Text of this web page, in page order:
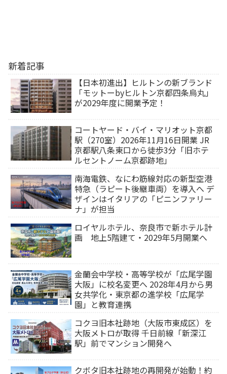
新着記事
【日本初進出】ヒルトンの新ブランド
「モットーbyヒルトン京都四条烏丸」
が2029年度に開業予定！
コートヤード・バイ・マリオット京都
駅（270室）2026年11月16日開業 JR
京都駅八条東口から徒歩3分「旧ホテ
ルセントノーム京都跡地」
南海電鉄、なにわ筋線対応の新型空港
特急（ラピート後継車両）を導入へ デ
ザインはイタリアの「ピニンファリー
ナ」が担当
ロイヤルホテル、奈良市で新ホテル計
画 地上5階建て・2029年5月開業へ
金蘭会中学校・高等学校が「広尾学園
大阪」に校名変更へ 2028年4月から男
女共学化・東京都の進学校「広尾学
園」と教育連携
コクヨ旧本社跡地（大阪市東成区）を
大阪メトロが取得 千日前線「新深江
駅」前でマンション開発へ
クボタ旧本社跡地の再開発が始動！約